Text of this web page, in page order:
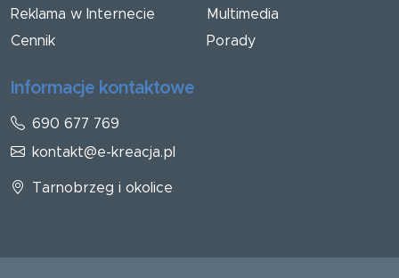
Reklama w Internecie
Cennik
Multimedia
Porady
Informacje kontaktowe
690 677 769
kontakt@e-kreacja.pl
Tarnobrzeg i okolice